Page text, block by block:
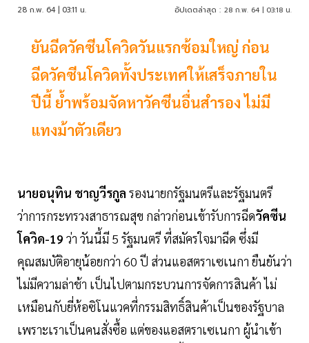
28 ก.พ. 64 | 03:11 น. อัปเดตล่าสุด : 28 ก.พ. 64 | 03:18 น.
ยันฉีดวัคซีนโควิดวันแรกซ้อมใหญ่ ก่อน
ฉีดวัคซีนโควิดทั้งประเทศให้เสร็จภายใน
ปีนี้ ย้ำพร้อมจัดหาวัคซีนอื่นสำรอง ไม่มี
แทงม้าตัวเดียว
นายอนุทิน ชาญวีรกูล รองนายกรัฐมนตรีและรัฐมนตรี
ว่าการกระทรวงสาธารณสุข กล่าวก่อนเข้ารับการฉีดวัคซีน
โควิด-19 ว่า วันนี้มี 5 รัฐมนตรี ที่สมัครใจมาฉีด ซึ่งมี
คุณสมบัติอายุน้อยกว่า 60 ปี ส่วนแอสตราเซเนกา ยืนยันว่า
ไม่มีความล่าช้า เป็นไปตามกระบวนการจัดการสินค้า ไม่
เหมือนกับยี่ห้อซิโนแวคที่กรรมสิทธิ์สินค้าเป็นของรัฐบาล
เพราะเราเป็นคนสั่งซื้อ แต่ของแอสตราเซเนกา ผู้นำเข้า